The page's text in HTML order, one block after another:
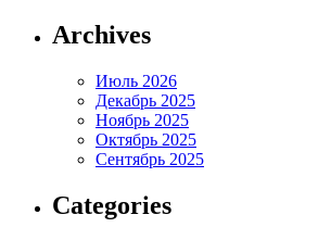
Archives
Июль 2026
Декабрь 2025
Ноябрь 2025
Октябрь 2025
Сентябрь 2025
Categories